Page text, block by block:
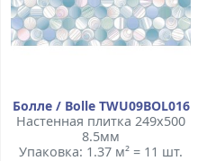
Болле / Bolle TWU09BOL016
Настенная плитка 249x500
8.5мм
Упаковка: 1.37 м² = 11 шт.